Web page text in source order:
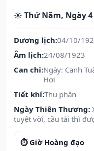
☀️ Thứ Năm, Ngày 4
Dương lịch:04/10/
Âm lịch:24/08/1923
Can chi:Ngày: Canh
Hợi
Tiết khí:Thu phân
Ngày Thiên Thương:
tuyệt vời, cầu tài thì
⏱️ Giờ Hoàng đạo